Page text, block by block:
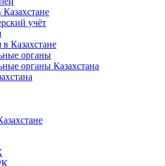
учёт
Казахстане
органы
органы Казахстана